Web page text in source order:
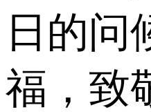
日的问
福，致